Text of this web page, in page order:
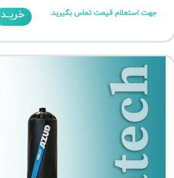
جهت استعلام قیمت تماس بگیرید. خریـد